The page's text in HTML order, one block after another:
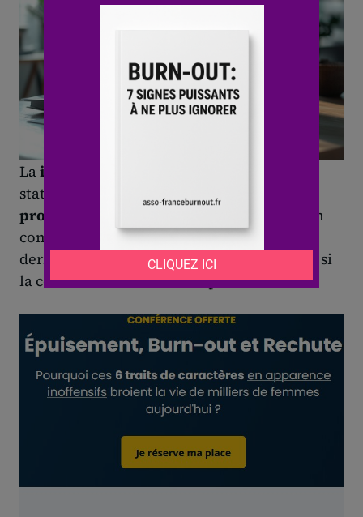
Laindemnité de licenciement
statut du
arrêt maladie et de la
professionnelle
. La base de calcul prend en
compte la moyenne des trois ou douze
derniers mois de salaire, primes comprises si
la convention collective le prévoit.